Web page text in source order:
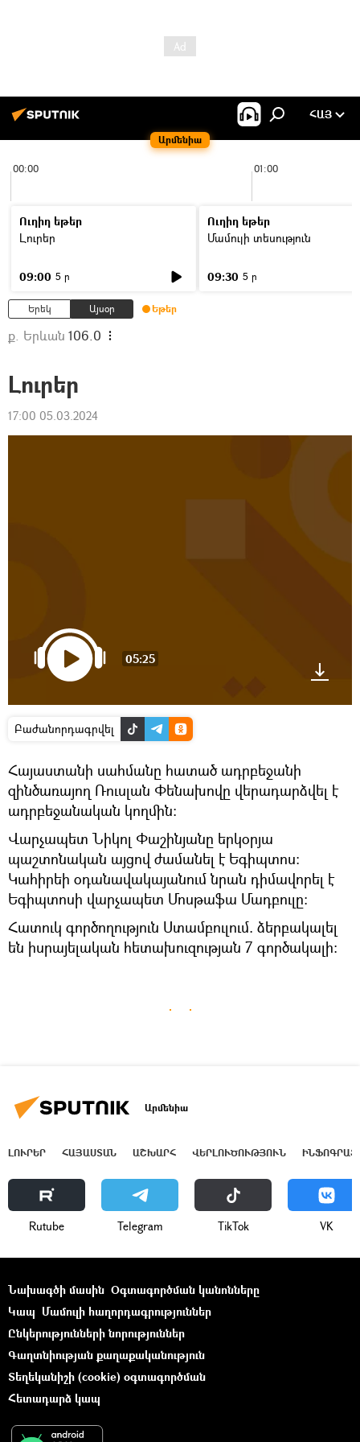
Արմենիա
ՀԱՅ
00:00 01:00
Ուղիղ եթեր
Լուրեր
09:00 5 ր
Ուղիղ եթեր
Մամուլի տեսություն
09:30 5 ր
Երեկ Այսօր Եթեր
ք. Երևան 106.0
Լուրեր
17:00 05.03.2024
05:25
Բաժանորդագրվել
Հայաստանի սահմանը հատած ադրբեջանի
զինծառայող Ռուսլան Փենախովը վերադարձվել է
ադրբեջանական կողմին։
Վարչապետ Նիկոլ Փաշինյանը երկօրյա
պաշտոնական այցով ժամանել է Եգիպտոս։
Կահիրեի օդանավակայանում նրան դիմավորել է
Եգիպտոսի վարչապետ Մոսթաֆա Մադբուլը:
Հատուկ գործողություն Ստամբուլում. ձերբակալել
են իսրայելական հետախուզության 7 գործակալի։
Արմենիա
ԼՈՒՐԵՐ ՀԱՅԱՍՏԱՆ ԱՇԽԱՐՀ ՎԵՐԼՈՒԾՈՒԹՅՈՒՆ
Rutube Telegram ТikТоk VK
Նախագծի մասին Օգտագործման կանոնները
Կապ Մամուլի հաղորդագրություններ
Ընկերությունների նորություններ
Գաղտնիության քաղաքականություն
Տեղեկանիշի (cookie) օգտագործման
Հետադարձ կապ